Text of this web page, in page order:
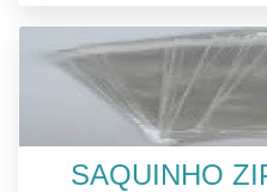
SAQUINHO